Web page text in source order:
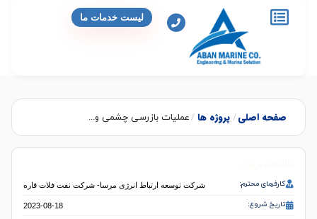
لیست خدمات ما
صفحه اصلی/ پروژه ها /عملیات بازرسی چشمی و...
کارفرمای محترم: شرکت توسعه ارتباط انرژی مرسا- شرکت نفت فلات قاره
تاریخ شروع: 2023-08-18